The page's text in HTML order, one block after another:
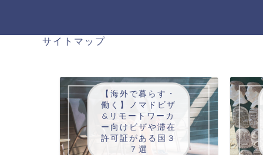
サイトマップ
【海外で暮らす・
働く】ノマドビザ
&リモートワーカ
ー向けビザや滞在
許可証がある国３
７選